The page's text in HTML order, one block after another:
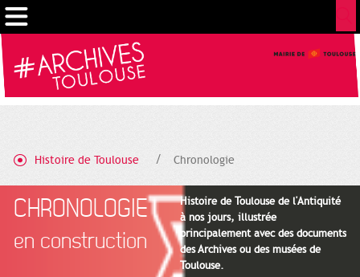
Histoire de Toulouse Chronologie
CHRONOLOGIE
en construction
Histoire de Toulouse de l'Antiquité
à nos jours, illustrée
principalement avec des documents
des Archives ou des musées de
Toulouse.
Cookies management panel